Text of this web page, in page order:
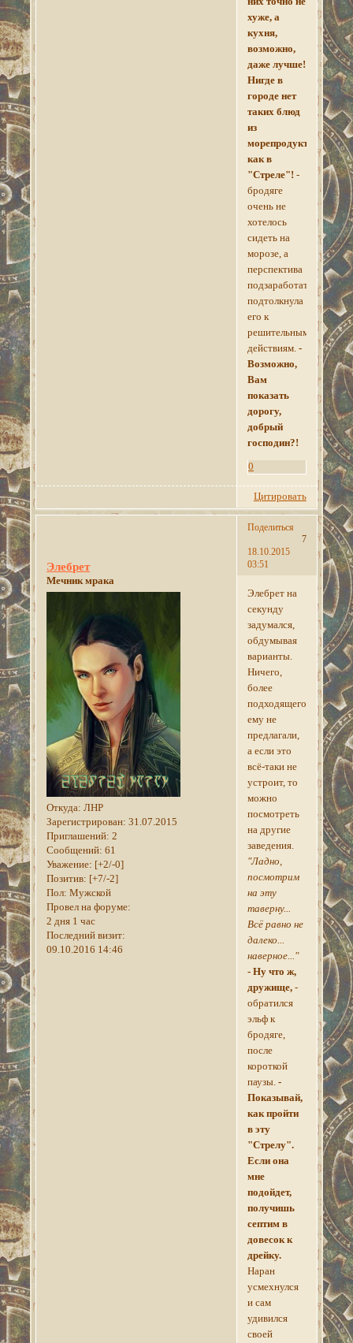
хуже, а
кухня,
возможно,
даже лучше!
Нигде в
городе нет
таких блюд
из
морепродуктов,
как в
"Стреле"!-
бродяге
очень не
хотелось
сидеть на
морозе, а
перспектива
подзаработать
подтолкнула
его к
решительным
действиям.-
Возможно,
Вам
показать
дорогу,
добрый
господин?!
0
Цитировать
Поделиться
7
18.10.2015
03:51
Элебрет
Мечник мрака
Откуда: ЛНР
Зарегистрирован: 31.07.2015
Приглашений: 2
Сообщений: 61
Уважение: [+2/-0]
Позитив: [+7/-2]
Пол: Мужской
Провел на форуме:
2 дня 1 час
Последний визит:
09.10.2016 14:46
Элебрет на
секунду
задумался,
обдумывая
варианты.
Ничего,
более
подходящего,
ему не
предлагали,
а если это
всё-таки не
устроит, то
можно
посмотреть
на другие
заведения.
"Ладно,
посмотрим
на эту
таверну...
Всё равно не
далеко...
наверное..."
- Ну что ж,
дружище, -
обратился
эльф к
бродяге,
после
короткой
паузы.-
Показывай,
как пройти
в эту
"Стрелу".
Если она
мне
подойдет,
получишь
септим в
довесок к
дрейку.
Наран
усмехнулся
и сам
удивился
своей